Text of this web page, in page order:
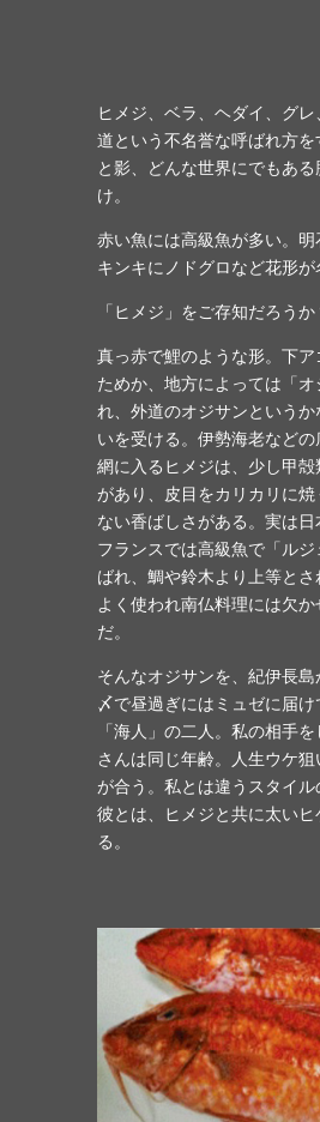
ヒメジ、ベラ、ヘダイ、グ
道という不名誉な呼ばれ方
と影、どんな世界にでもあ
け。
赤い魚には高級魚が多い。明
キンキにノドグロなど花形が
「ヒメジ」をご存知だろうか
真っ赤で鯉のような形。下ア
ためか、地方によっては「
れ、外道のオジサンという
いを受ける。伊勢海老など
網に入るヒメジは、少し甲殻
があり、皮目をカリカリに
ない香ばしさがある。実は日
フランスでは高級魚で「ル
ばれ、鯛や鈴木より上等と
よく使われ南仏料理には欠
だ。
そんなオジサンを、紀伊長
〆で昼過ぎにはミュゼに届け
「海人」の二人。私の相手
さんは同じ年齢。人生ウケ
が合う。私とは違うスタイル
彼とは、ヒメジと共に太いヒ
る。